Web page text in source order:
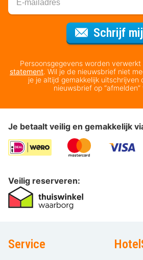
Schrijf
Persoonsgegevens worden verwerkt
statement. Wil je de nieuwsbrief niet
je je altijd gemakkelijk uitschrijven
nieuwsbrief op “afmelden”
Je betaalt veilig en gemakkelijk
Veilig reserveren:
Service